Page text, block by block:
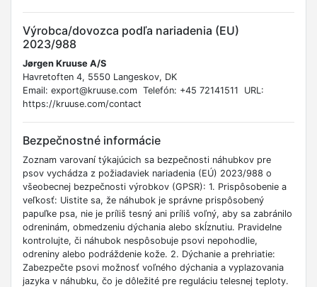
Výrobca/dovozca podľa nariadenia (EU)
2023/988
Jørgen Kruuse A/S
Havretoften 4, 5550 Langeskov, DK
Email: export@kruuse.com Telefón: +45 72141511 URL:
https://kruuse.com/contact
Bezpečnostné informácie
Zoznam varovaní týkajúcich sa bezpečnosti náhubkov pre
psov vychádza z požiadaviek nariadenia (EÚ) 2023/988 o
všeobecnej bezpečnosti výrobkov (GPSR): 1. Prispôsobenie a
veľkosť: Uistite sa, že náhubok je správne prispôsobený
papuľke psa, nie je príliš tesný ani príliš voľný, aby sa zabránilo
odreninám, obmedzeniu dýchania alebo skĺznutiu. Pravidelne
kontrolujte, či náhubok nespôsobuje psovi nepohodlie,
odreniny alebo podráždenie kože. 2. Dýchanie a prehriatie:
Zabezpečte psovi možnosť voľného dýchania a vyplazovania
jazyka v náhubku, čo je dôležité pre reguláciu telesnej teploty.